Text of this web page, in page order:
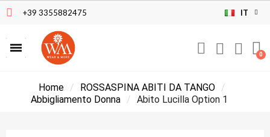
+39 3355882475 IT
Home
ROSSASPINA ABITI DA TANGO
Abbigliamento Donna
Abito Lucilla Option 1